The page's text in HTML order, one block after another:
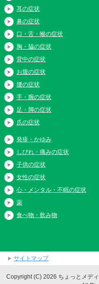
耳の症状
鼻の症状
口・舌・喉の症状
胸・脇の症状
背中の症状
お腹の症状
腰の症状
手・腕の症状
足・脚の症状
爪の症状
発疹・かゆみ
しびれ・痛みの症状
子供の症状
女性の症状
心・メンタル・不眠の症状
薬
食べ物・飲み物
サイトマップ
Copyright (C) 2026 ちょっとメデ